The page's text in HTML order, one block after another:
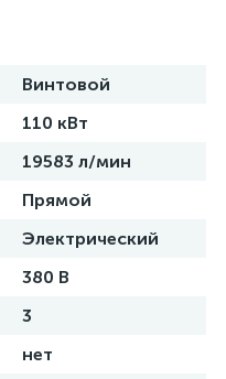
Винтовой
110 кВт
19583 л/мин
Прямой
Электрический
380 В
3
нет